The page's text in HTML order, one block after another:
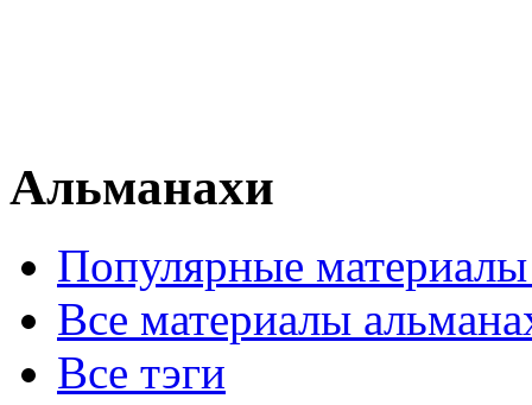
Альманахи
Популярные
Все материалы
Все тэги